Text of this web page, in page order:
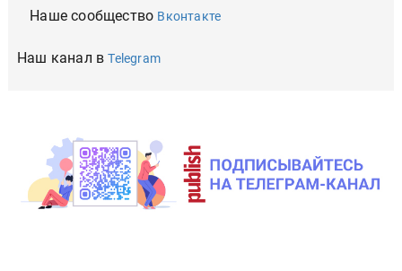
Наше сообщество Вконтакте
Наш канал вTelegram